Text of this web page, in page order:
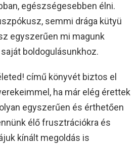
egészségesebben élni.
semmi drága kütyü
egyszerűen mi magunk
boldogulásunkhoz.
című könyvét biztos el
ha már elég érettek
egyszerűen és érthetően
élő frusztrációkra és
kínált megoldás is